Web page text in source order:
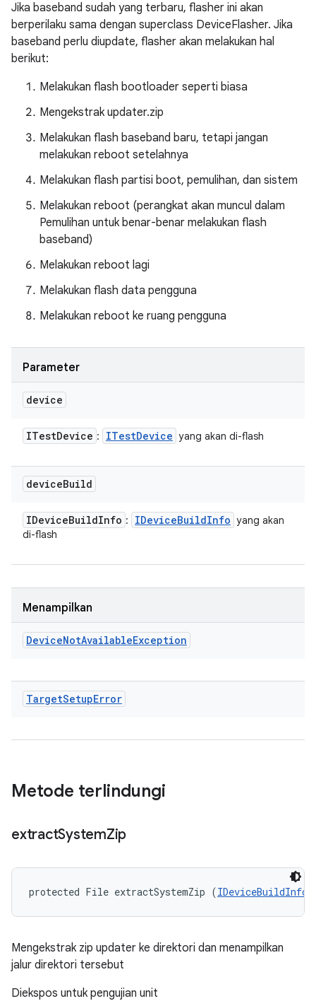
Jika baseband sudah yang terbaru, flasher ini akan
berperilaku sama dengan superclass DeviceFlasher. Jika
baseband perlu diupdate, flasher akan melakukan hal
berikut:
Melakukan flash bootloader seperti biasa
Mengekstrak updater.zip
Melakukan flash baseband baru, tetapi jangan
melakukan reboot setelahnya
Melakukan flash partisi boot, pemulihan, dan sistem
Melakukan reboot (perangkat akan muncul dalam
Pemulihan untuk benar-benar melakukan flash
baseband)
Melakukan reboot lagi
Melakukan flash data pengguna
Melakukan reboot ke ruang pengguna
Parameter
device
ITestDevice : ITestDevice yang akan di-flash
deviceBuild
IDeviceBuildInfo : IDeviceBuildInfo yang akan
di-flash
Menampilkan
DeviceNotAvailableException
TargetSetupError
Metode terlindungi
extractSystemZip
protected File extractSystemZip (IDeviceBuildInfo
Mengekstrak zip updater ke direktori dan menampilkan
jalur direktori tersebut
Diekspos untuk pengujian unit